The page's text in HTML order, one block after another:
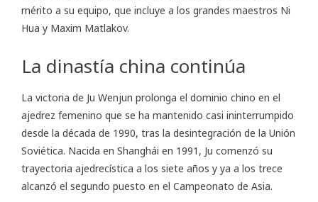
mérito a su equipo, que incluye a los grandes maestros Ni
Hua y Maxim Matlakov.
La dinastía china continúa
La victoria de Ju Wenjun prolonga el dominio chino en el
ajedrez femenino que se ha mantenido casi ininterrumpido
desde la década de 1990, tras la desintegración de la Unión
Soviética. Nacida en Shanghái en 1991, Ju comenzó su
trayectoria ajedrecística a los siete años y ya a los trece
alcanzó el segundo puesto en el Campeonato de Asia.